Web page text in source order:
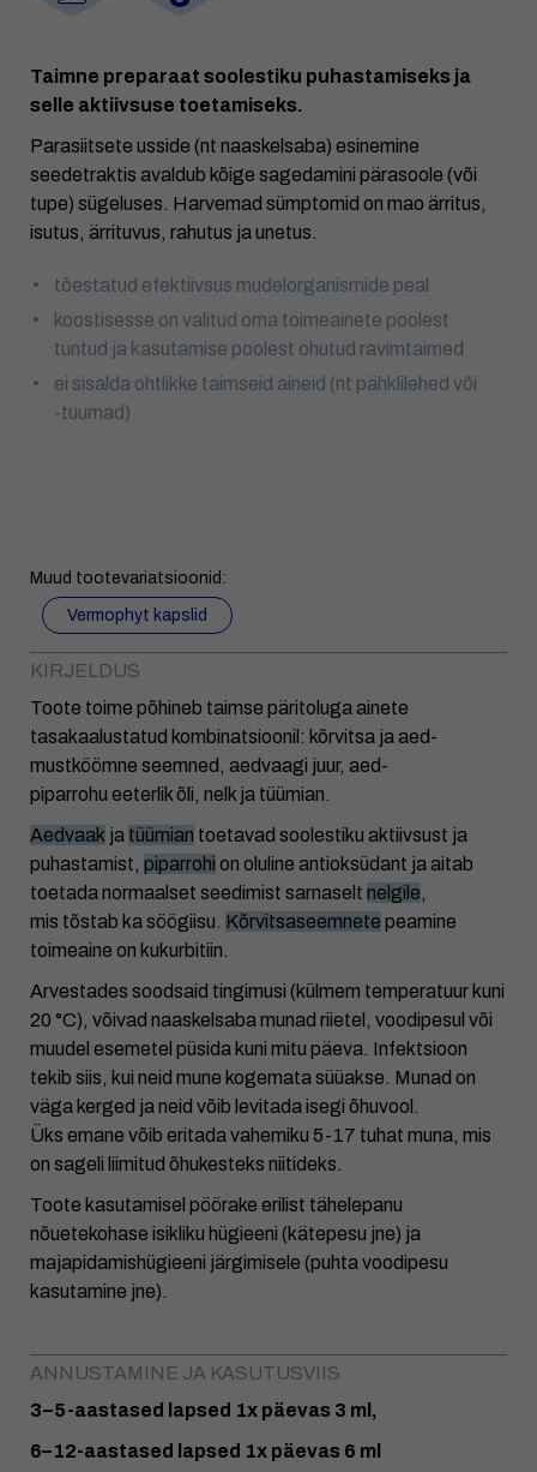
Taimne preparaat soolestiku puhastamiseks ja
selle aktiivsuse toetamiseks.
Parasiitsete usside (nt naaskelsaba) esinemine
seedetraktis avaldub kõige sagedamini pärasoole (või
tupe) sügeluses. Harvemad sümptomid on mao ärritus,
isutus, ärrituvus, rahutus ja unetus.
tõestatud efektiivsus mudelorganismide peal
koostisesse on valitud oma toimeainete poolest
tuntud ja kasutamise poolest ohutud ravimtaimed
ei sisalda ohtlikke taimseid aineid (nt pähklilehed või
-tuumad)
Muud tootevariatsioonid:
Vermophyt kapslid
KIRJELDUS
Toote toime põhineb taimse päritoluga ainete
tasakaalustatud kombinatsioonil: kõrvitsa ja aed-
mustköömne seemned, aedvaagi juur, aed-
piparrohu eeterlik õli, nelk ja tüümian.
Aedvaak ja tüümian toetavad soolestiku aktiivsust ja
puhastamist, piparrohi on oluline antioksüdant ja aitab
toetada normaalset seedimist sarnaselt nelgile,
mis tõstab ka söögiisu. Kõrvitsaseemnete peamine
toimeaine on kukurbitiin.
Arvestades soodsaid tingimusi (külmem temperatuur kuni
20 °C), võivad naaskelsaba munad riietel, voodipesul või
muudel esemetel püsida kuni mitu päeva. Infektsioon
tekib siis, kui neid mune kogemata süüakse. Munad on
väga kerged ja neid võib levitada isegi õhuvool.
Üks emane võib eritada vahemiku 5-17 tuhat muna, mis
on sageli liimitud õhukesteks niitideks.
Toote kasutamisel pöörake erilist tähelepanu
nõuetekohase isikliku hügieeni (kätepesu jne) ja
majapidamishügieeni järgimisele (puhta voodipesu
kasutamine jne).
ANNUSTAMINE JA KASUTUSVIIS
3–5-aastased lapsed 1x päevas 3 ml,
6–12-aastased lapsed 1x päevas 6 ml